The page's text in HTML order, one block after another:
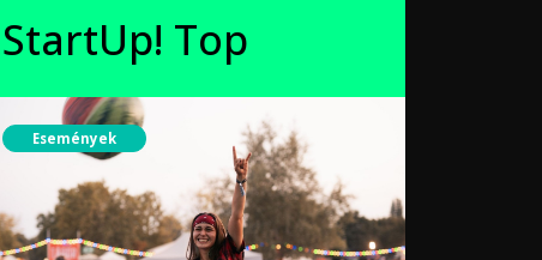
StartUp! Top
Események